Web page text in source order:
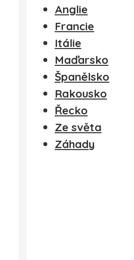
Anglie
Francie
Itálie
Maďarsko
Španělsko
Rakousko
Řecko
Ze světa
Záhady